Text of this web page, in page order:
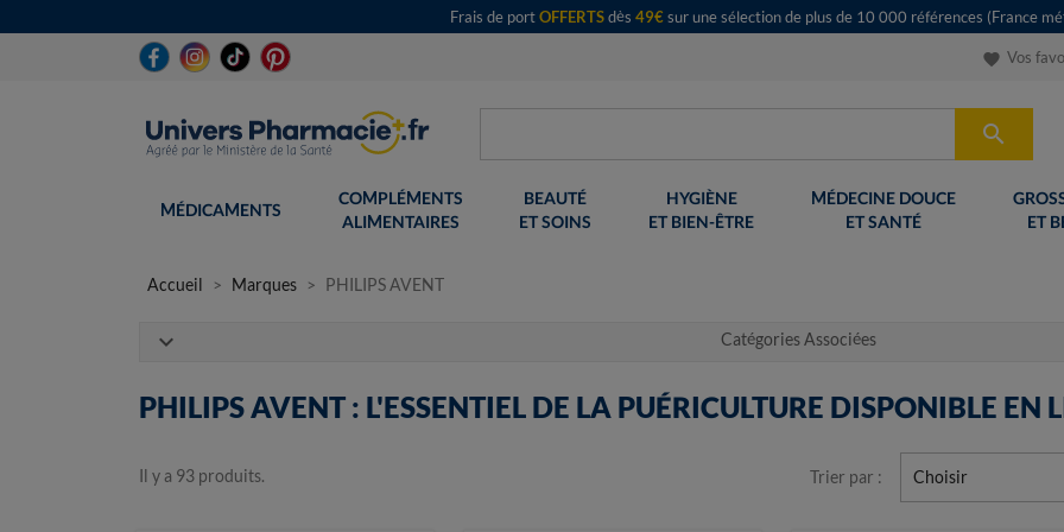
Frais de portOFFERTSdès 49€sur une sélection de plus de 10 000 références (France
favorite Vos

MÉDICAMENTS
COMPLÉMENTS
ALIMENTAIRES
BEAUTÉ
ET SOINS
HYGIÈNE
ET BIEN-ÊTRE
MÉDECINE DOUCE
ET SANTÉ
ET
Accueil Marques PHILIPS AVENT
expand_more Catégories Associées
PHILIPS AVENT : L'ESSENTIEL DE LA PUÉRICULTURE DISPONIBLE EN
Il y a 93 produits. Trier par : Choisir